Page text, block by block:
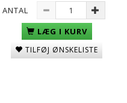
ANTAL
LÆG I KURV
TILFØJ ØNSKELISTE